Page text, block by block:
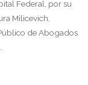
Federal, por su
Milicevich,
de Abogados